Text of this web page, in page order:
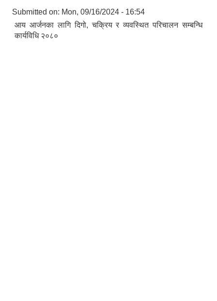
Submitted on: Mon, 09/16/2024 - 16:54
आय आर्जनका लागि दिगो, चक्रिय र व्यवस्थित परिचालन सम्बन्धि
कार्यविधि २०८०